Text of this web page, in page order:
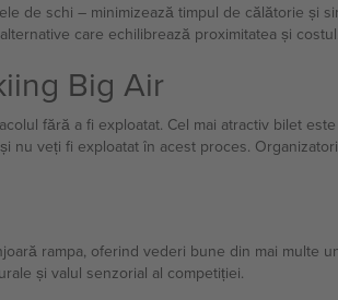
de schi – minimizează timpul de călătorie și
care echilibrează proximitatea și costul.
Big Air
fără a fi exploatat. Cel mai atractiv bilet
nu veți fi exploatat în acest proces.
rampa, oferind vederi bune din mai multe
și valul senzorial al competiției.